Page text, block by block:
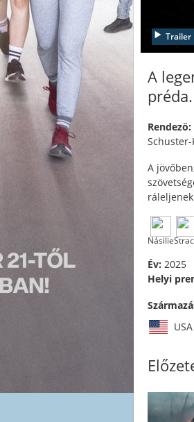
Trailer
A
préda.
Rendezö:
A
Násilie
Év: 2025
Helyi
USA